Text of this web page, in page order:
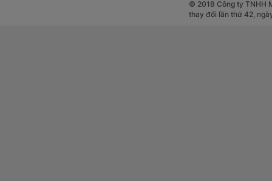
Nhìn chung,
thoại với thiết kế
© 2018 Công ty TNHH
thay đổi lần thứ 42,